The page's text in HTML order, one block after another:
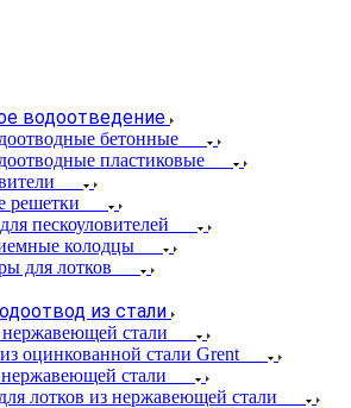
водоотведение
бетонные
пластиковые
решетки
пескоуловителей
колодцы
для лотков
из стали
стали
оцинкованной стали Grent
стали
лотков из нержавеющей стали